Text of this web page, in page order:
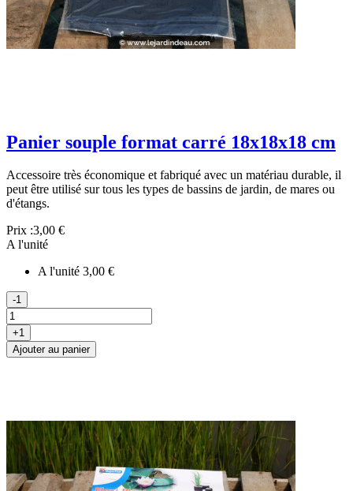
Panier souple format carré 18x18x18 cm
Accessoire très économique et fabriqué avec un matériau durable, il
peut être utilisé sur tous les types de bassins de jardin, de mares ou
d'étangs.
Prix :3,00 €
A l'unité
A l'unité 3,00 €
-1
+1
Ajouter au panier